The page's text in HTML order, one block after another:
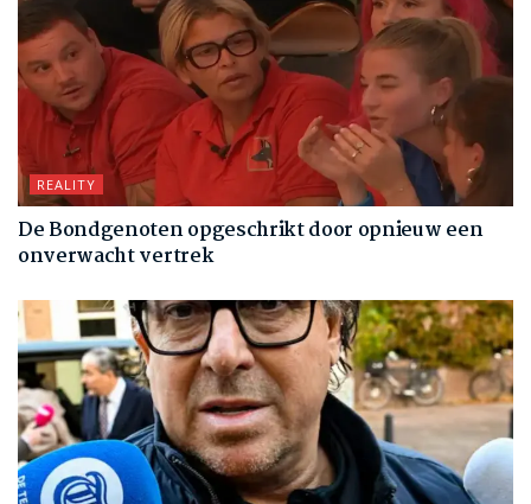
REALITY
De Bondgenoten opgeschrikt door opnieuw een
onverwacht vertrek